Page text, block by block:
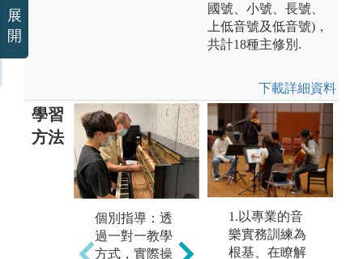
國號、小號、長號、
上低音號及低音號)，
共計18種主修別.
下載詳細資料
學習
方法
個別指導：透
過一對一教學
方式，實際操
合作學習：藉
由課程學習溝
通與共同合作
1.以專業的音
樂實務訓練為
根基、在瞭解
展
開